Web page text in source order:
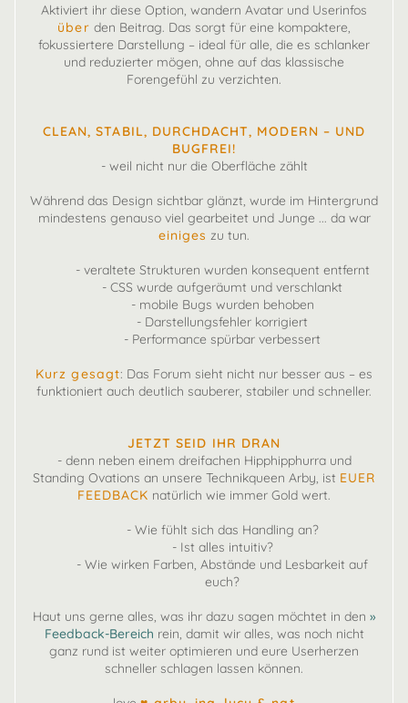
Aktiviert ihr diese Option, wandern Avatar und Userinfos
über den Beitrag. Das sorgt für eine kompaktere,
fokussiertere Darstellung – ideal für alle, die es schlanker
und reduzierter mögen, ohne auf das klassische
Forengefühl zu verzichten.
CLEAN, STABIL, DURCHDACHT, MODERN – UND
BUGFREI!
- weil nicht nur die Oberfläche zählt
Während das Design sichtbar glänzt, wurde im Hintergrund
mindestens genauso viel gearbeitet und Junge ... da war
einiges zu tun.
- veraltete Strukturen wurden konsequent entfernt
- CSS wurde aufgeräumt und verschlankt
- mobile Bugs wurden behoben
- Darstellungsfehler korrigiert
- Performance spürbar verbessert
Kurz gesagt: Das Forum sieht nicht nur besser aus – es
funktioniert auch deutlich sauberer, stabiler und schneller.
JETZT SEID IHR DRAN
- denn neben einem dreifachen Hipphipphurra und
Standing Ovations an unsere Technikqueen Arby, ist EUER
FEEDBACK natürlich wie immer Gold wert.
- Wie fühlt sich das Handling an?
- Ist alles intuitiv?
- Wie wirken Farben, Abstände und Lesbarkeit auf
euch?
Haut uns gerne alles, was ihr dazu sagen möchtet in den »
Feedback-Bereich rein, damit wir alles, was noch nicht
ganz rund ist weiter optimieren und eure Userherzen
schneller schlagen lassen können.